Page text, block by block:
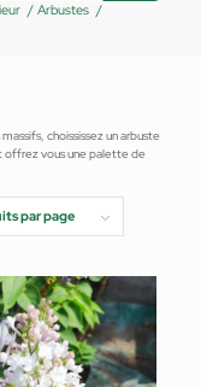
/ Arbustes /
choississez un arbuste
offrez vous une palette de
par page